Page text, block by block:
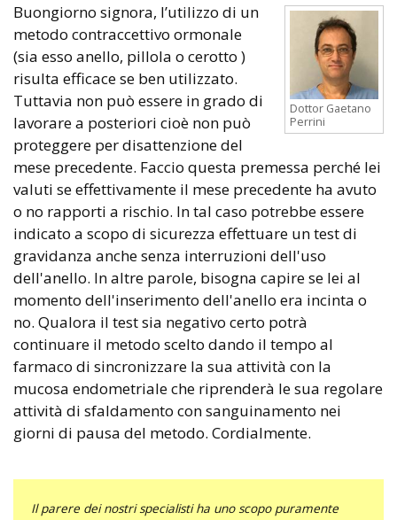
Dottor Gaetano
Perrini
Buongiorno signora, l’utilizzo di un
metodo contraccettivo ormonale
(sia esso anello, pillola o cerotto )
risulta efficace se ben utilizzato.
Tuttavia non può essere in grado di
lavorare a posteriori cioè non può
proteggere per disattenzione del
mese precedente. Faccio questa premessa perché lei
valuti se effettivamente il mese precedente ha avuto
o no rapporti a rischio. In tal caso potrebbe essere
indicato a scopo di sicurezza effettuare un test di
gravidanza anche senza interruzioni dell'uso
dell'anello. In altre parole, bisogna capire se lei al
momento dell'inserimento dell'anello era incinta o
no. Qualora il test sia negativo certo potrà
continuare il metodo scelto dando il tempo al
farmaco di sincronizzare la sua attività con la
mucosa endometriale che riprenderà le sua regolare
attività di sfaldamento con sanguinamento nei
giorni di pausa del metodo. Cordialmente.
Il parere dei nostri specialisti ha uno scopo puramente